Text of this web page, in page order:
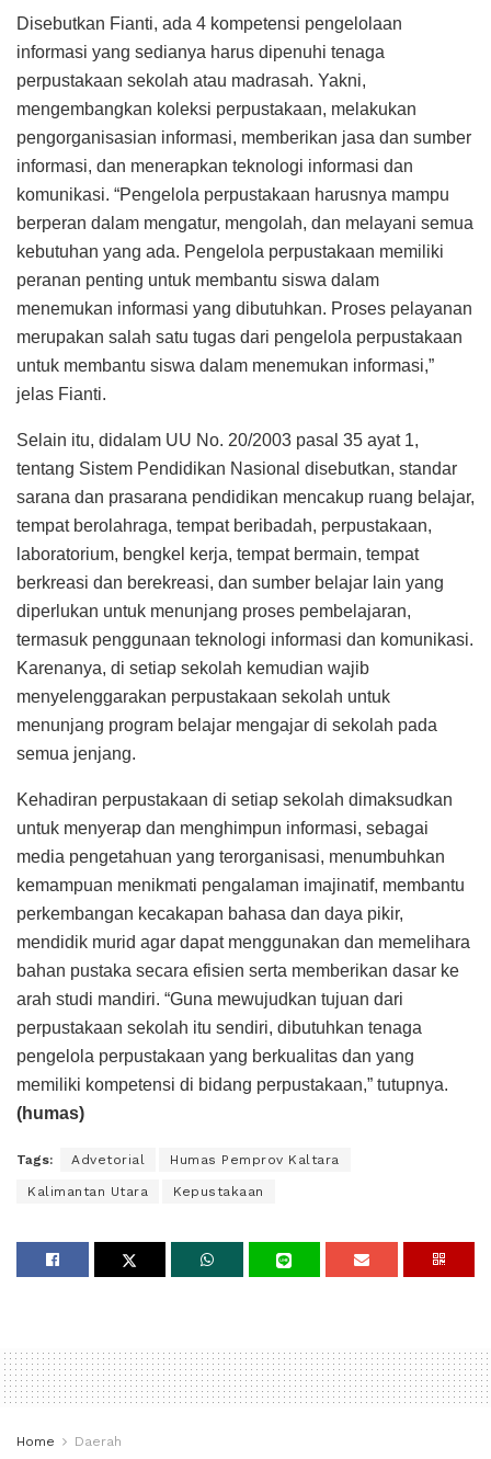
Disebutkan Fianti, ada 4 kompetensi pengelolaan
informasi yang sedianya harus dipenuhi tenaga
perpustakaan sekolah atau madrasah. Yakni,
mengembangkan koleksi perpustakaan, melakukan
pengorganisasian informasi, memberikan jasa dan sumber
informasi, dan menerapkan teknologi informasi dan
komunikasi. “Pengelola perpustakaan harusnya mampu
berperan dalam mengatur, mengolah, dan melayani semua
kebutuhan yang ada. Pengelola perpustakaan memiliki
peranan penting untuk membantu siswa dalam
menemukan informasi yang dibutuhkan. Proses pelayanan
merupakan salah satu tugas dari pengelola perpustakaan
untuk membantu siswa dalam menemukan informasi,”
jelas Fianti.
Selain itu, didalam UU No. 20/2003 pasal 35 ayat 1,
tentang Sistem Pendidikan Nasional disebutkan, standar
sarana dan prasarana pendidikan mencakup ruang belajar,
tempat berolahraga, tempat beribadah, perpustakaan,
laboratorium, bengkel kerja, tempat bermain, tempat
berkreasi dan berekreasi, dan sumber belajar lain yang
diperlukan untuk menunjang proses pembelajaran,
termasuk penggunaan teknologi informasi dan komunikasi.
Karenanya, di setiap sekolah kemudian wajib
menyelenggarakan perpustakaan sekolah untuk
menunjang program belajar mengajar di sekolah pada
semua jenjang.
Kehadiran perpustakaan di setiap sekolah dimaksudkan
untuk menyerap dan menghimpun informasi, sebagai
media pengetahuan yang terorganisasi, menumbuhkan
kemampuan menikmati pengalaman imajinatif, membantu
perkembangan kecakapan bahasa dan daya pikir,
mendidik murid agar dapat menggunakan dan memelihara
bahan pustaka secara efisien serta memberikan dasar ke
arah studi mandiri. “Guna mewujudkan tujuan dari
perpustakaan sekolah itu sendiri, dibutuhkan tenaga
pengelola perpustakaan yang berkualitas dan yang
memiliki kompetensi di bidang perpustakaan,” tutupnya.
(humas)
Tags: Advetorial Humas Pemprov Kaltara
Kalimantan Utara Kepustakaan
Home Daerah